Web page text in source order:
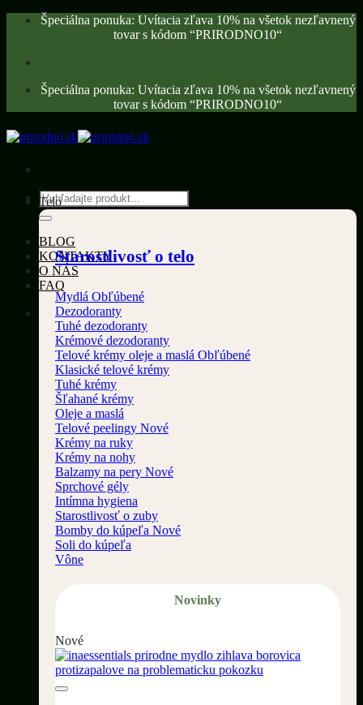
Skip
Špeciálna ponuka: Uvítacia zľava 10% na všetok nezľavnený
tovar s kódom “PRIRODNO10“
Špeciálna ponuka: Uvítacia zľava 10% na všetok nezľavnený
tovar s kódom “PRIRODNO10“
Hľadať:
BLOG
KONTAKTY
O NÁS
FAQ
Telo
Starostlivosť o telo
Mydlá
Dezodoranty
Tuhé dezodoranty
Krémové dezodoranty
Telové krémy oleje a maslá
Klasické telové krémy
Tuhé krémy
Šľahané krémy
Oleje a maslá
Telové peelingy
Krémy na ruky
Krémy na nohy
Balzamy na pery
Sprchové gély
Intímna hygiena
Starostlivosť o zuby
Bomby do kúpeľa
Soli do kúpeľa
Vône
Novinky
Nové